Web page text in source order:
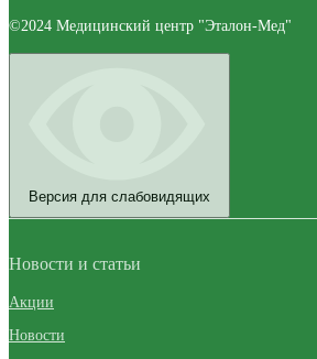
©2024 Медицинский центр "Эталон-Мед"
Версия для слабовидящих
Новости и статьи
Акции
Новости